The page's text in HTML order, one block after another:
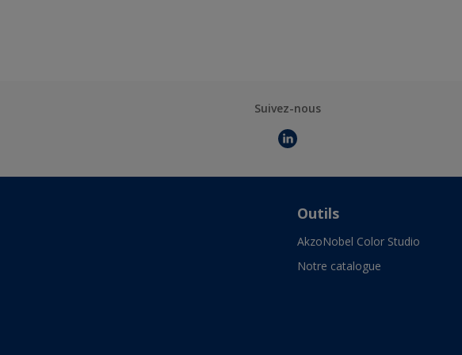
Suivez-nous
Outils
AkzoNobel Color Studio
Notre catalogue